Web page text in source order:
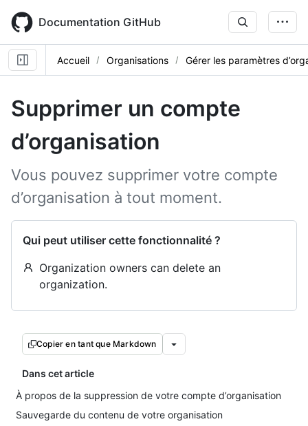
main
content
Documentation GitHub
Accueil Organisations Gérer les paramètres
Supprimer un compte
d’organisation
Vous pouvez supprimer votre compte
d’organisation à tout moment.
Qui peut utiliser cette fonctionnalité ?
Organization owners can delete an
organization.
Copier en tant que Markdown
Dans cet article
À propos de la suppression de votre compte d’organisation
Sauvegarde du contenu de votre organisation